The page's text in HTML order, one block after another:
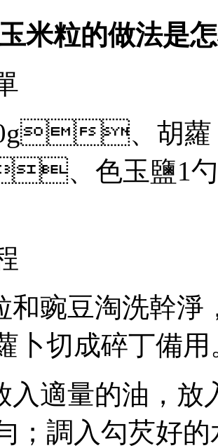
米粒的做法是怎
、胡
、色玉鹽1勺
豌豆淘洗幹淨
切成碎丁備用
適量的油，放
；調入勾芡好的水